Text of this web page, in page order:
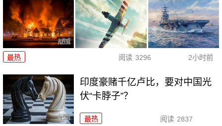
最热 阅读 3296 2小时前
印度豪赌千亿卢比，要对中国光
伏“卡脖子”？
最热 阅读 2837